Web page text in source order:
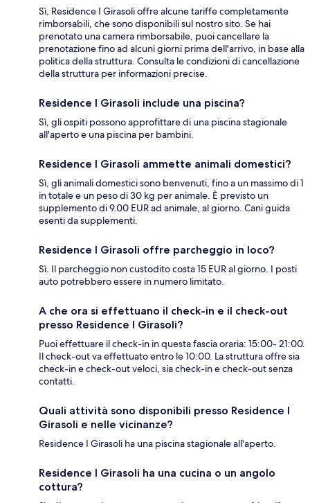
Sì, Residence I Girasoli offre alcune tariffe completamente
rimborsabili, che sono disponibili sul nostro sito. Se hai
prenotato una camera rimborsabile, puoi cancellare la
prenotazione fino ad alcuni giorni prima dell'arrivo, in base alla
politica della struttura. Consulta le condizioni di cancellazione
della struttura per informazioni precise.
Residence I Girasoli include una piscina?
Sì, gli ospiti possono approfittare di una piscina stagionale
all'aperto e una piscina per bambini.
Residence I Girasoli ammette animali domestici?
Sì, gli animali domestici sono benvenuti, fino a un massimo di 1
in totale e un peso di 30 kg per animale. È previsto un
supplemento di 9.00 EUR ad animale, al giorno. Cani guida
esenti da supplementi.
Residence I Girasoli offre parcheggio in loco?
Sì. Il parcheggio non custodito costa 15 EUR al giorno. I posti
auto potrebbero essere in numero limitato.
A che ora si effettuano il check-in e il check-out
presso Residence I Girasoli?
Puoi effettuare il check-in in questa fascia oraria: 15:00- 21:00.
Il check-out va effettuato entro le 10:00. La struttura offre sia
check-in e check-out veloci, sia check-in e check-out senza
contatti.
Quali attività sono disponibili presso Residence I
Girasoli e nelle vicinanze?
Residence I Girasoli ha una piscina stagionale all'aperto.
Residence I Girasoli ha una cucina o un angolo
cottura?